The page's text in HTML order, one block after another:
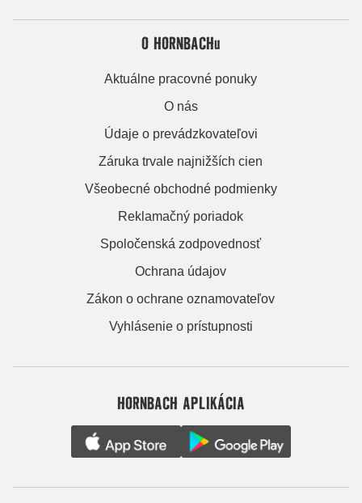
O HORNBACHu
Aktuálne pracovné ponuky
O nás
Údaje o prevádzkovateľovi
Záruka trvale najnižších cien
Všeobecné obchodné podmienky
Reklamačný poriadok
Spoločenská zodpovednosť
Ochrana údajov
Zákon o ochrane oznamovateľov
Vyhlásenie o prístupnosti
HORNBACH APLIKÁCIA